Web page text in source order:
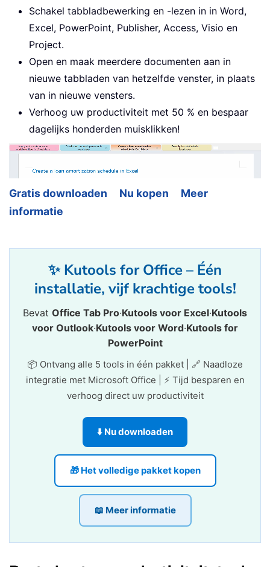
Schakel tabbladbewerking en -lezen in in Word,
Excel, PowerPoint, Publisher, Access, Visio en
Project.
Open en maak meerdere documenten aan in
nieuwe tabbladen van hetzelfde venster, in plaats
van in nieuwe vensters.
Verhoog uw productiviteit met 50 % en bespaar
dagelijks honderden muisklikken!
Gratis downloaden Nu kopen
Meer
informatie
✨ Kutools for Office – Één
installatie, vijf krachtige tools!
Bevat Office Tab Pro·Kutools voor Excel·Kutools
voor Outlook·Kutools voor Word·Kutools for
PowerPoint
📦 Ontvang alle 5 tools in één pakket | 🔗 Naadloze
integratie met Microsoft Office | ⚡ Tijd besparen en
verhoog direct uw productiviteit
⬇️ Nu downloaden
🎁 Het volledige pakket kopen
📖 Meer informatie